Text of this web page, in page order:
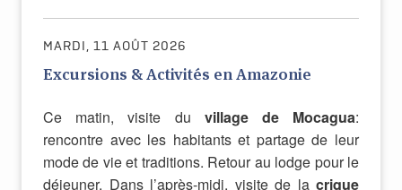
MARDI, 11 AOÛT 2026
Excursions & Activités en Amazonie
Ce matin, visite du village de Mocagua:
rencontre avec les habitants et partage de leur
mode de vie et traditions. Retour au lodge pour le
déjeuner. Dans l’après-midi, visite de la crique